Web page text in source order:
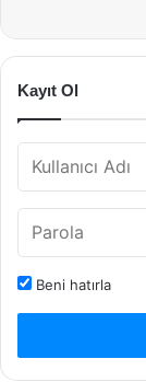
Kayıt Ol
Beni hatırla